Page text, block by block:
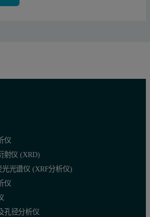
仪
射仪 (XRD)
光谱仪 (XRF分析仪)
仪
孔径分析仪